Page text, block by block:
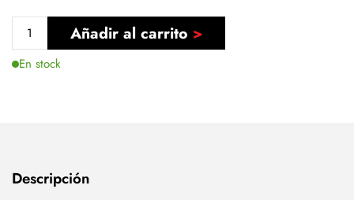
Añadir al carrito
En stock
Descripción